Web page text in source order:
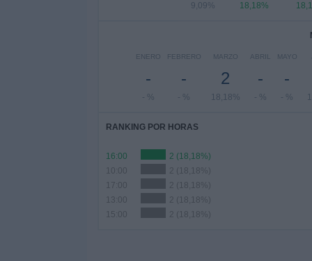
9,09% 18,18%
ENERO
-
- %
FEBRERO
-
- %
MARZO
2
18,18%
ABRIL
-
- %
MAYO
-
- %
RANKING POR HORAS
16:00
2 (18,18%)
2 (18,18%)
17:00
2 (18,18%)
13:00
2 (18,18%)
15:00
2 (18,18%)